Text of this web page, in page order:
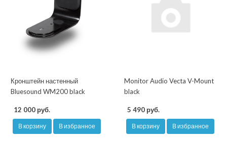
Кронштейн настенный
Bluesound WM200 black
12 000 руб.
В корзину В избранное
Monitor Audio Vecta V-Mount
black
5 490 руб.
В корзину В избранное